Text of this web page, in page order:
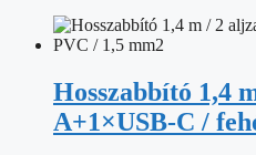
Hosszabbító 1,4
A+1×USB-C /